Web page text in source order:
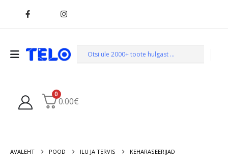
0
0.00€
AVALEHT POOD ILU JA TERVIS KEHARASEERIJAD